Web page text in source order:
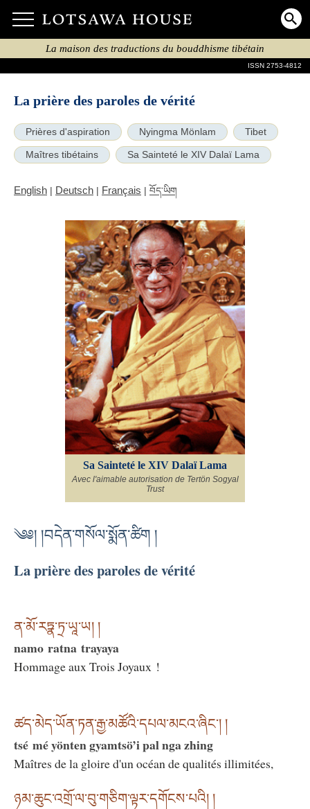
La maison des traductions du bouddhisme tibétain
ISSN 2753-4812
La prière des paroles de vérité
Prières d'aspiration Nyingma Mönlam Tibet
Maîtres tibétains Sa Sainteté le XIV Dalaï Lama
English | Deutsch | Français | བོད་ཡིག
Sa Sainteté le XIV Dalaï Lama
Avec l'aimable autorisation de Tertön Sogyal
Trust
༄༅། །བདེན་གསོལ་སྨོན་ཚིག །
La prière des paroles de vérité
ན་མོ་རཏྣ་ཏྲ་ཡཱ་ཡ། །
namo ratna trayaya
Hommage aux Trois Joyaux !
ཚད་མེད་ཡོན་ཏན་རྒྱ་མཚོའི་དཔལ་མངའ་ཞིང༌། །
tsé mé yönten gyamtsö’i pal nga zhing
Maîtres de la gloire d'un océan de qualités illimitées,
ཉམ་ཆུང་འགྲོ་ལ་བུ་གཅིག་ལྟར་དགོངས་པའི། །